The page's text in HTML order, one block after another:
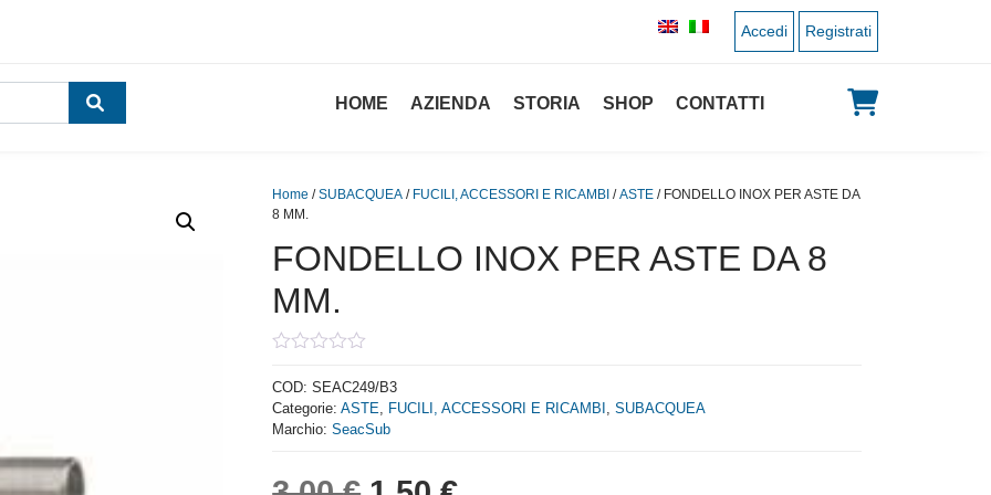
Accedi Registrati
HOME AZIENDA STORIA SHOP CONTATTI
Home /SUBACQUEA / FUCILI, ACCESSORI E RICAMBI /ASTE / FONDELLO INOX PER ASTE DA
8 MM.
FONDELLO INOX PER ASTE DA 8
MM.
out
of
5
COD:SEAC249/B3
Categorie:ASTE, FUCILI, ACCESSORI E RICAMBI ,SUBACQUEA
Marchio:SeacSub